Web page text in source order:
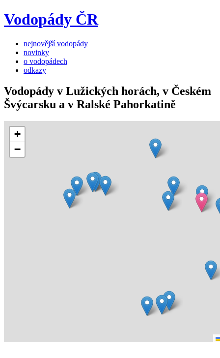
Vodopády ČR
nejnovější vodopády
novinky
o vodopádech
odkazy
Vodopády v Lužických horách, v Českém
Švýcarsku a v Ralské Pahorkatině
+
−